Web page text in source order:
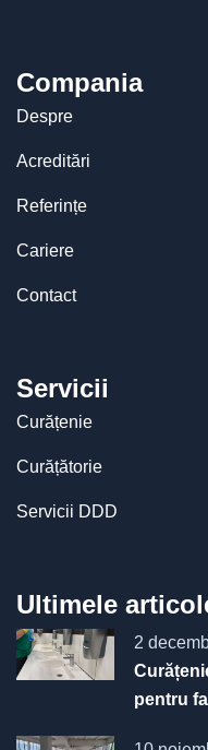
Compania
Despre
Acreditări
Referințe
Cariere
Contact
Servicii
Curățenie
Curățătorie
Servicii DDD
Ultimele
2
pentru